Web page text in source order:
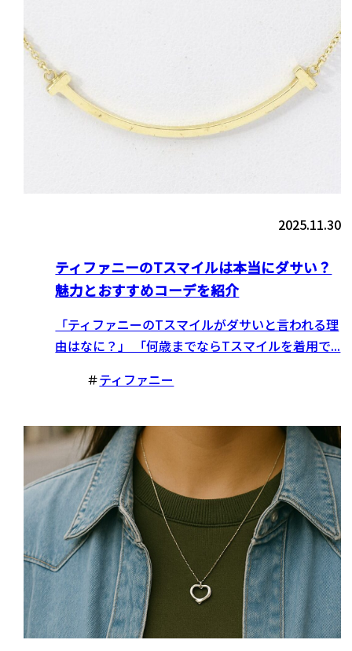
2025.11.30
ティファニーのTスマイルは本当にダサい？
魅力とおすすめコーデを紹介
「ティファニーのTスマイルがダサいと言われる理
由はなに？」 「何歳までならTスマイルを着用で...
＃ティファニー